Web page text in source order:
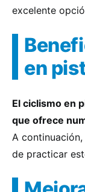
excelente
en
El ciclismo en
que ofrece
A
de practicar